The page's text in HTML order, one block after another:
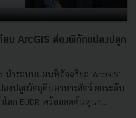
ยม ArcGIS ส่องพิกัดแปลงปลูก
นำระบบแผนที่อัจฉริยะ 'ArcGIS'
งปลูกวัตถุดิบอาหารสัตว์ ยกระดับ
ลก EUDR พร้อมลดต้นทุนก...